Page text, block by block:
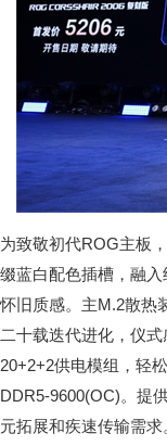
为致敬初代ROG主板
缀蓝白配色插槽，融
怀旧质感。主M.2散热
二十载迭代进化，仪
20+2+2供电模组，轻
DDR5-9600(OC)。提
元拓展和疾速传输需